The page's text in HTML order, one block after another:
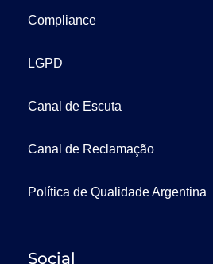
Compliance
LGPD
Canal de Escuta
Canal de Reclamação
Política de Qualidade Argentina
Social